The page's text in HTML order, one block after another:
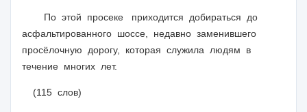
По этой просеке приходится добираться до
асфальтированного шоссе, недавно заменившего
просёлочную дорогу, которая служила людям в
течение многих лет.
(115 слов)